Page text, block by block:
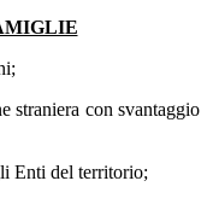
straniera con svantaggio
Enti del territorio;